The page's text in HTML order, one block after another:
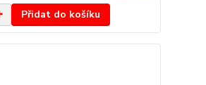
Přidat do košíku